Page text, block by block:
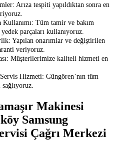
Arıza tespiti yapıldıktan sonra en
Tüm tamir ve bakım
parçaları kullanıyoruz.
Yapılan onarımlar ve değiştirilen
veriyoruz.
Müşterilerimize kaliteli hizmeti en
Hizmeti: Güngören’nın tüm
Makinesi
Samsung
Çağrı Merkezi